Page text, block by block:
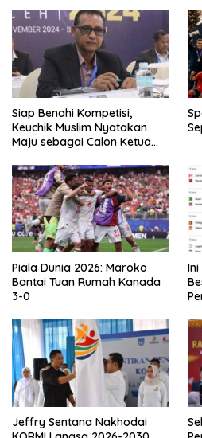
Siap Benahi Kompetisi,
Keuchik Muslim Nyatakan
Maju sebagai Calon Ketua
Piala Dunia 2026: Maroko
Bantai Tuan Rumah Kanada
3-0
Jeffry Sentana Nakhodai